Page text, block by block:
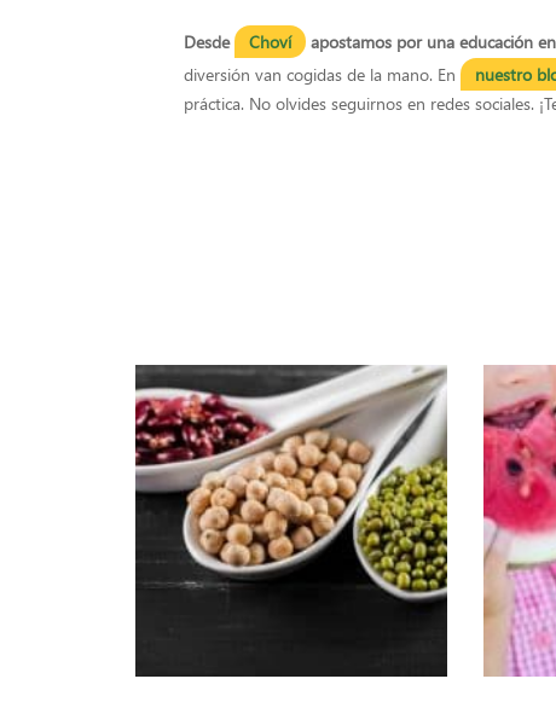
Desde Choví apostamos por una educación
diversión van cogidas de la mano. En
nuestro
práctica. No olvides seguirnos en redes sociales.